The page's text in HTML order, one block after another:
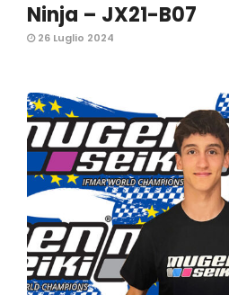
Ninja – JX21-B07
26 Luglio 2024